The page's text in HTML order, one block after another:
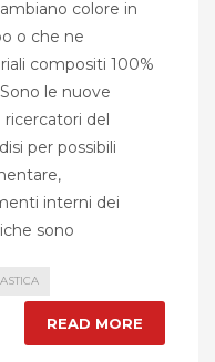
colore in
o che ne
compositi 100%
le nuove
ricercatori del
per possibili
interni dei
sono
READ MORE